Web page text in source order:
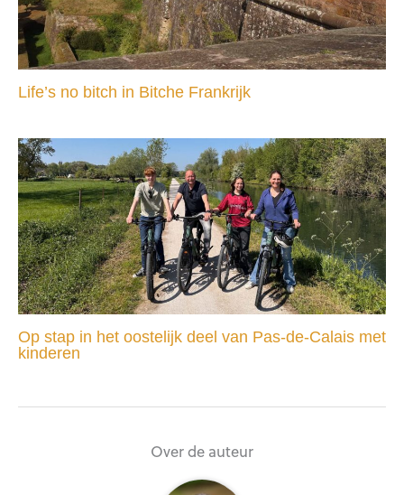
Life’s no bitch in Bitche Frankrijk
Op stap in het oostelijk deel van Pas-de-Calais met
kinderen
Over de auteur